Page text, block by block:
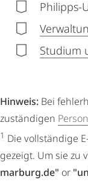
Philipps-
Studium
Hinweis: Bei
zuständigen
1 Die vollständige
gezeigt. Um sie zu
marburg.de" or